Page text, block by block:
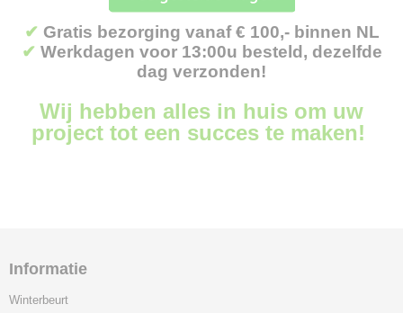
✔ Gratis bezorging vanaf € 100,- binnen NL
✔ Werkdagen voor 13:00u besteld, dezelfde
dag verzonden!
Wij hebben alles in huis om uw
project tot een succes te maken!
Informatie
Winterbeurt